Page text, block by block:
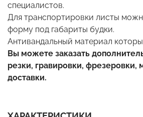
специалистов.
Для транспортировки листы
форму под габариты будки.
Антивандальный материал
Вы можете заказать
резки, гравировки, фрезеровки,
доставки.